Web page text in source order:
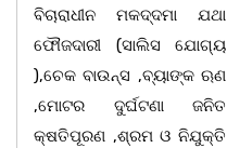
ବିଚାରାଧୀନ ମକଦ୍ଦମା ଯଥା
ଫୌଜଦାରୀ (ସାଲିସ ଯୋଗ୍ୟ
),ଚେକ ବାଉନ୍ସ ,ବ୍ୟାଙ୍କ ଋଣ
,ମୋଟର ଦୁର୍ଘଟଣା ଜନିତ
କ୍ଷତିପୂରଣ ,ଶ୍ରମ ଓ ନିଯୁକ୍ତି